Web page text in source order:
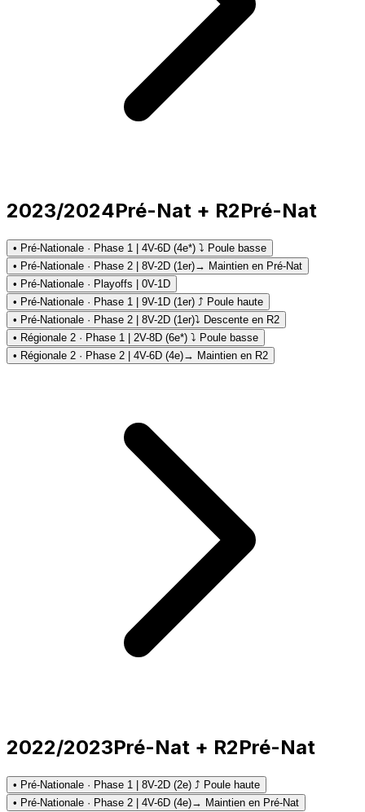
2023/2024Pré-Nat + R2Pré-Nat
• Pré-Nationale · Phase 1 | 4V-6D (4e*) ⤵ Poule basse
• Pré-Nationale · Phase 2 | 8V-2D (1er)→ Maintien en Pré-Nat
• Pré-Nationale · Playoffs | 0V-1D
• Pré-Nationale · Phase 1 | 9V-1D (1er) ⤴ Poule haute
• Pré-Nationale · Phase 2 | 8V-2D (1er)⤵ Descente en R2
• Régionale 2 · Phase 1 | 2V-8D (6e*) ⤵ Poule basse
• Régionale 2 · Phase 2 | 4V-6D (4e)→ Maintien en R2
2022/2023Pré-Nat + R2Pré-Nat
• Pré-Nationale · Phase 1 | 8V-2D (2e) ⤴ Poule haute
• Pré-Nationale · Phase 2 | 4V-6D (4e)→ Maintien en Pré-Nat